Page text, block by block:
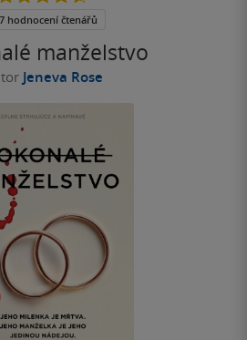
manželstvo
Jeneva Rose
hodnocení čtenářů